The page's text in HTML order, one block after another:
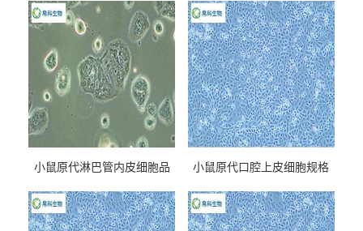
小鼠原代淋巴管内皮细胞品
小鼠原代口腔上皮细胞规格